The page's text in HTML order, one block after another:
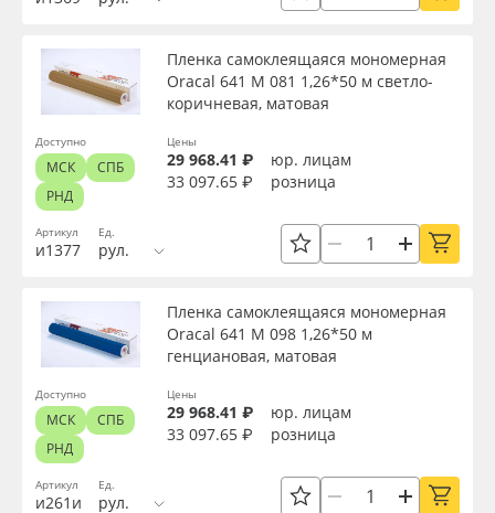
Артикул
и1377
Пленка самоклеящаяся мономерная
Oracal 641 M 081 1,26*50 м светло-
коричневая, матовая
Ед.
рул.
Цены
29 968.41 ₽
юр. лицам
33 097.65 ₽
розница
Доступно
МСК
СПБ
РНД
Артикул
и261и
Пленка самоклеящаяся мономерная
Oracal 641 M 098 1,26*50 м
генциановая, матовая
Ед.
рул.
Цены
29 968.41 ₽
юр. лицам
33 097.65 ₽
розница
Доступно
МСК
СПБ
РНД